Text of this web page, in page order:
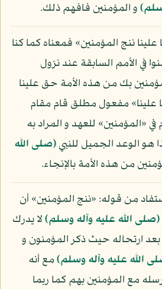
و المؤمنين فافهم ذلك.
ننج المؤمنين» فمعناه كما كنا
في الأمم السابقة عند نزول
بك من هذه الأمة حق علينا
مفعول مطلق قام مقام
«المؤمنين» للعهد و المراد به
هو الوعد الجميل للنبي(صلى الله
من هذه الأمة بالإنجاء.
من قوله: «ننج المؤمنين» أن
(صلى الله عليه وآله وسلم)لا يدرك
بعد ارتحاله حيث ذكر المؤمنون و
الله عليه وآله وسلم)مع أنه
مع المؤمنين بهم كما ربما